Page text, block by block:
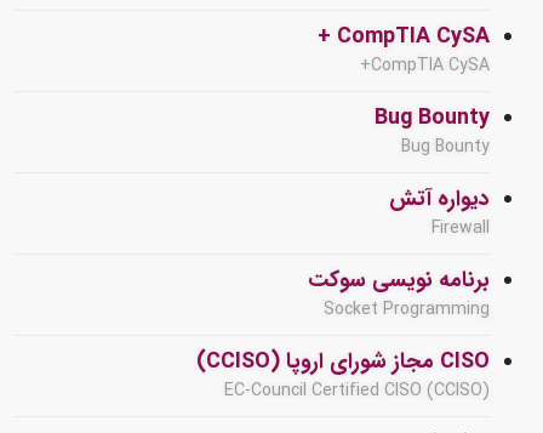
CompTIA CySA +
CompTIA CySA+
Bug Bounty
Bug Bounty
دیواره آتش
Firewall
برنامه نویسی سوکت
Socket Programming
CISO مجاز شورای اروپا (CCISO)
EC-Council Certified CISO (CCISO)